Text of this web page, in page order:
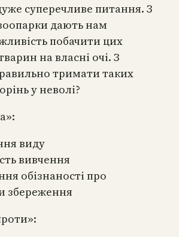
суперечливе питання. З
дають нам
побачити цих
на власні очі. З
тримати таких
у неволі?
виду
вивчення
обізнаності про
збереження